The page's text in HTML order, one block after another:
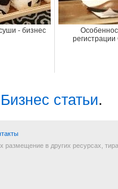
- бизнес
Бизнес статьи.
размещение в других ресурсах,